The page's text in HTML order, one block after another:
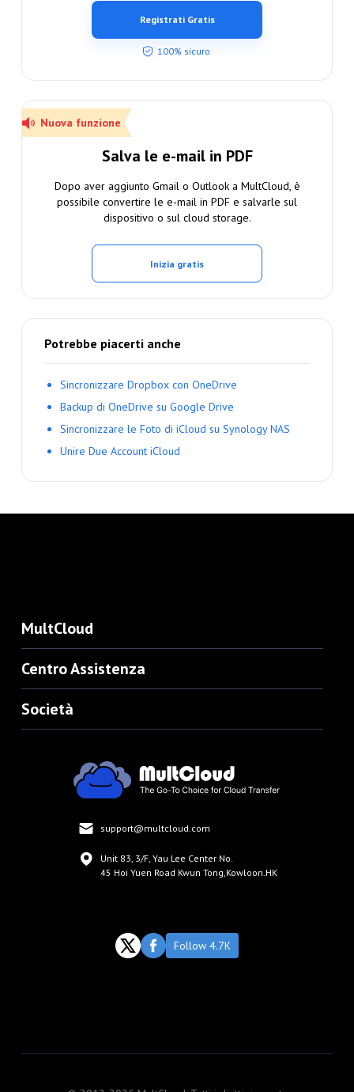
Registrati Gratis
100% sicuro
Nuova funzione
Salva le e-mail in PDF
Dopo aver aggiunto Gmail o Outlook a MultCloud, è
possibile convertire le e-mail in PDF e salvarle sul
dispositivo o sul cloud storage.
Inizia gratis
Potrebbe piacerti anche
Sincronizzare Dropbox con OneDrive
Backup di OneDrive su Google Drive
Sincronizzare le Foto di iCloud su Synology NAS
Unire Due Account iCloud
MultCloud
Centro Assistenza
Società
support@multcloud.com
Unit 83, 3/F, Yau Lee Center No.
45 Hoi Yuen Road Kwun Tong,Kowloon.HK
Follow 4.7K